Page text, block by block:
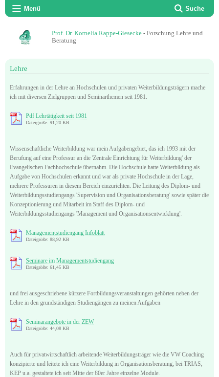
Menü Suche
Prof. Dr. Kornelia Rappe-Giesecke - Forschung Lehre und
Beratung
Lehre
Erfahrungen in der Lehre an Hochschulen und privaten Weiterbildungsträgern mache
ich mit diversen Zielgruppen und Seminarthemen seit 1981.
Pdf Lehrtätigkeit seit 1981
Dateigröße: 91,20 KB
Wissenschaftliche Weiterbildung war mein Aufgabengebiet, das ich 1993 mit der
Berufung auf eine Professur an die 'Zentrale Einrichtung für Weiterbildung' der
Evangelischen Fachhochschule übernahm. Die Hochschule hatte Weiterbildung als
Aufgabe von Hochschulen erkannt und war als private Hochschule in der Lage,
mehrere Professuren in diesem Bereich einzurichten. Die Leitung des Diplom- und
Weiterbildungsstudiengangs 'Supervision und Organisationsberatung' sowie später die
Konzeptionierung und Mitarbeit im Staff des Diplom- und
Weiterbildungsstudiengangs 'Management und Organisationsentwicklung'.
Managementstudiengang Infoblatt
Dateigröße: 88,92 KB
Seminare im Managementstudiengang
Dateigröße: 61,45 KB
und frei ausgeschriebene kürzere Fortbildungsveranstaltungen gehörten neben der
Lehre in den grundständigen Studiengängen zu meinen Aufgaben
Seminarangebote in der ZEW
Dateigröße: 44,08 KB
Auch für privatwirtschaftlich arbeitende Weiterbildungsträger wie die VW Coaching
konzipierte und leitete ich eine Weiterbildung in Organisationsberatung, bei TRIAS,
KEP u.a. gestaltete ich seit Mitte der 80er Jahre einzelne Module.